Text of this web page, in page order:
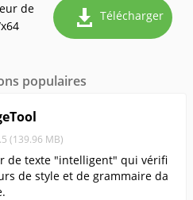
de
Télécharger
populaires
(139.96 MB)
de texte "intelligent" qui vérifi
de style et de grammaire da